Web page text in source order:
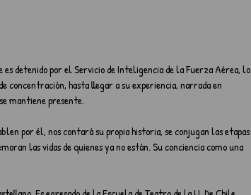
detenido por el Servicio de Inteligencia de la Fuerza Aérea, lo
concentración, hasta llegar a su experiencia, narrada en
mantiene presente.
por él, nos contará su propia historia, se conjugan las etapas
las vidas de quienes ya no están. Su conciencia como una